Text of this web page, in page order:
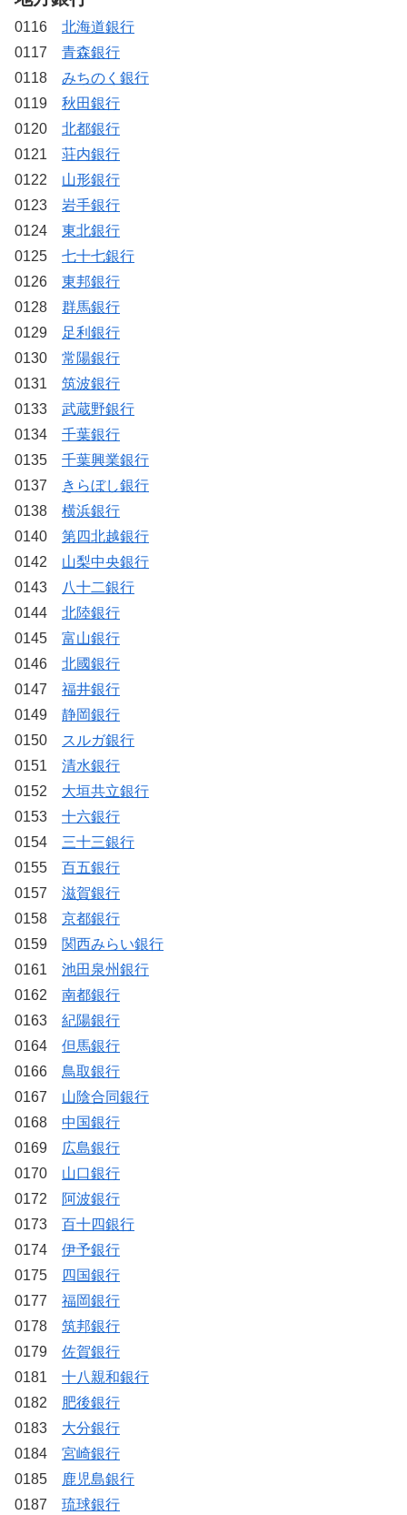
0116 北海道銀行
0117 青森銀行
0118 みちのく銀行
0119 秋田銀行
0120 北都銀行
0121 荘内銀行
0122 山形銀行
0123 岩手銀行
0124 東北銀行
0125 七十七銀行
0126 東邦銀行
0128 群馬銀行
0129
足利銀行
0130 常陽銀行
0131 筑波銀行
0133 武蔵野銀行
0134 千葉銀行
0135 千葉興業銀行
0137
きらぼし銀行
0138 横浜銀行
0140 第四北越銀行
0142 山梨中央銀行
0143
八十二銀行
0144 北陸銀行
0145 富山銀行
0146 北國銀行
0147 福井銀行
0149 静岡銀行
0150
スルガ銀行
0151 清水銀行
0152 大垣共立銀行
0153 十六銀行
0154 三十三銀行
0155 百五銀行
0157 滋賀銀行
0158 京都銀行
0159 関西みらい銀行
0161 池田泉州銀行
0162 南都銀行
0163 紀陽銀行
0164 但馬銀行
0166 鳥取銀行
0167 山陰合同銀行
0168 中国銀行
0169
広島銀行
0170 山口銀行
0172
阿波銀行
0173 百十四銀行
0174 伊予銀行
0175
四国銀行
0177 福岡銀行
0178 筑邦銀行
0179 佐賀銀行
0181 十八親和銀行
0182 肥後銀行
0183 大分銀行
0184 宮崎銀行
0185
鹿児島銀行
0187 琉球銀行